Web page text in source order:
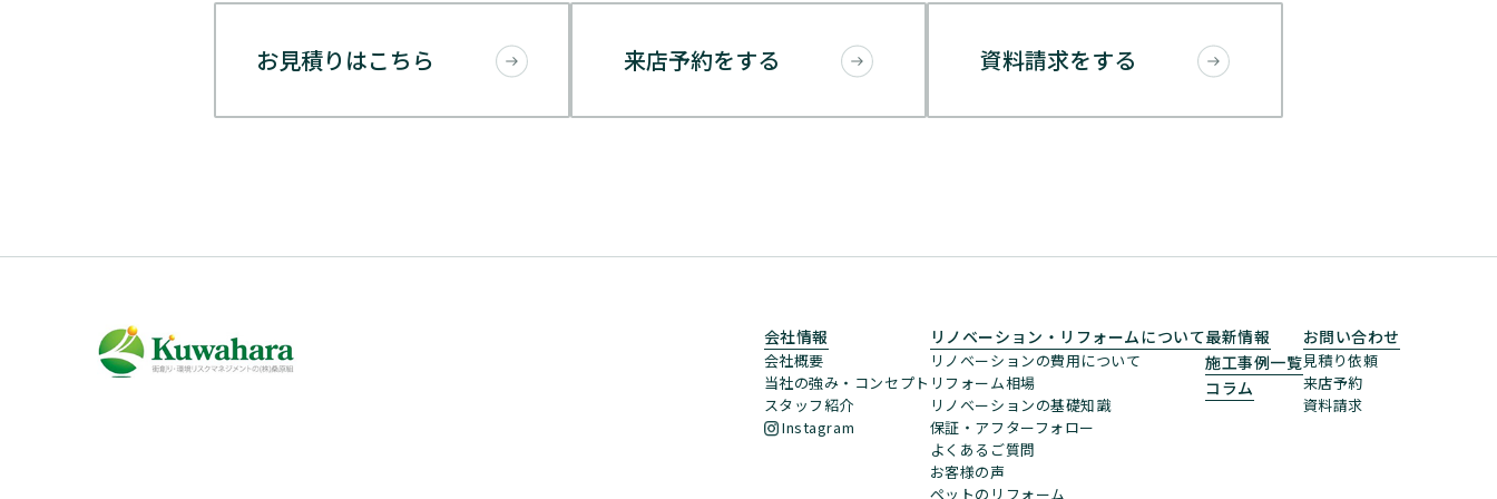
お見積りはこちら 来店予約をする 資料請求をする
会社情報
会社概要
当社の強み・コンセプト
スタッフ紹介
Instagram
リノベーション・リフォームについて
リノベーションの費用について
リフォーム相場
リノベーションの基礎知識
保証・アフターフォロー
よくあるご質問
お客様の声
ペットのリフォーム
最新情報
施工事例一覧
コラム
お問い合わせ
見積り依頼
来店予約
資料請求